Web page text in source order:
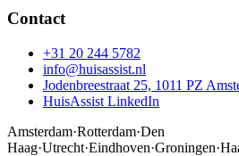
Contact
+31 20 244 5782
info@huisassist.nl
Jodenbreestraat 25, 1011 PZ
HuisAssist LinkedIn
Amsterdam·Rotterdam·Den
Haag·Utrecht·Eindhoven·Groningen·